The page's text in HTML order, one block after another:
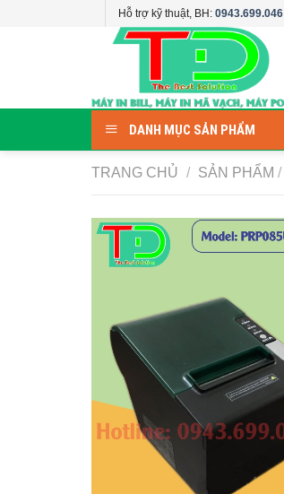
Hỗ trợ kỹ thuật, BH: 0943.699.046
DANH MỤC SẢN PHẨM
TRANG CHỦ / SẢN PHẨM /